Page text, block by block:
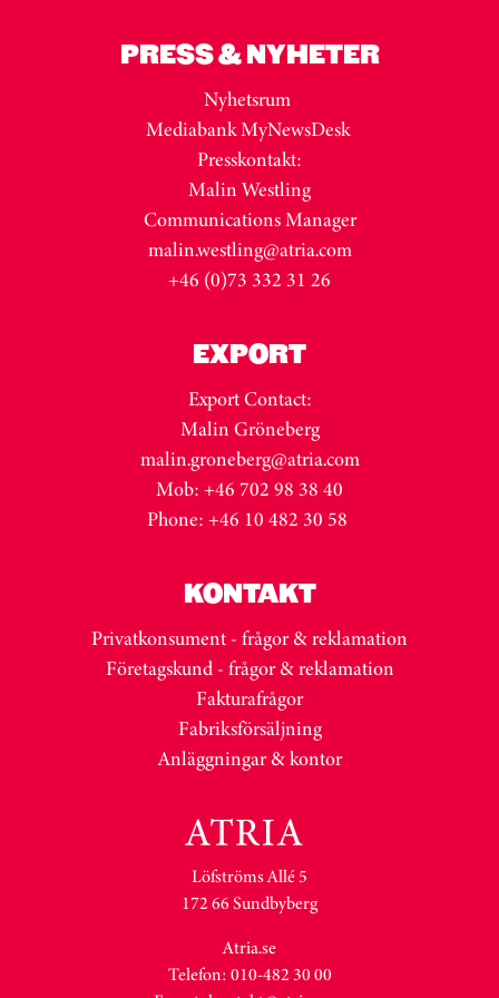
PRESS & NYHETER
Nyhetsrum
Mediabank MyNewsDesk
Presskontakt:
Malin Westling
Communications Manager
malin.westling@atria.com
+46 (0)73 332 31 26
EXPORT
Export Contact:
Malin Gröneberg
malin.groneberg@atria.com
Mob: +46 702 98 38 40
Phone: +46 10 482 30 58
KONTAKT
Privatkonsument - frågor & reklamation
Företagskund - frågor & reklamation
Fakturafrågor
Fabriksförsäljning
Anläggningar & kontor
Löfströms Allé 5
172 66 Sundbyberg
Atria.se
Telefon: 010-482 30 00